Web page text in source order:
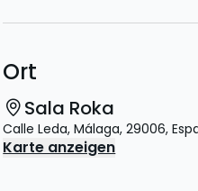
Ort
Sala Roka
Calle Leda, Málaga, 29006,
Karte anzeigen